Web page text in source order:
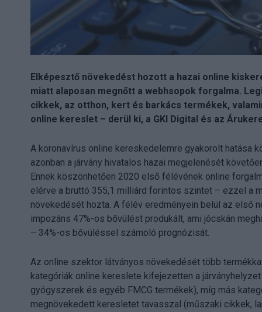
Elképesztő növekedést hozott a hazai online
miatt alaposan megnőtt a webhsopok forgalma.
cikkek, az otthon, kert és barkács termékek,
online kereslet – derül ki, a GKI Digital és az
A koronavírus online kereskedelemre gyakorolt hatása
azonban a járvány hivatalos hazai megjelenését
Ennek köszönhetően 2020 első félévének online
elérve a bruttó 355,1 milliárd forintos szintet – ezzel a
növekedését hozta. A félév eredményein belül az első
impozáns 47%-os bővülést produkált, ami jócskán
– 34%-os bővüléssel számoló prognózisát.
Az online szektor látványos növekedését több
kategóriák online kereslete kifejezetten a
gyógyszerek és egyéb FMCG termékek), míg más
megnövekedett keresletet tavasszal (műszaki cikkek,